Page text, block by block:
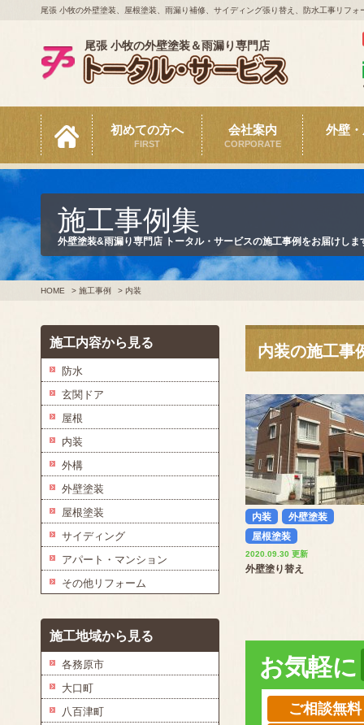
尾張 小牧の外壁塗装、屋根塗装、雨漏り補修、サイディング張り替え、防水工事リフ
尾張 小牧の外壁塗装＆雨漏り専門店
初めての方へ
FIRST
会社案内
CORPORATE
外壁
施工事例集
外壁塗装&雨漏り専門店 トータル・サービスの施工事例をお届けしま
HOME > 施工事例 > 内装
内装の施工事
内装
外壁塗装
屋根塗装
2020.09.30 更新
外壁塗り替え
お気軽に
ご相談無料
施工内容から見る
防水
玄関ドア
屋根
内装
外構
外壁塗装
屋根塗装
サイディング
アパート・マンション
その他リフォーム
施工地域から見る
各務原市
大口町
八百津町